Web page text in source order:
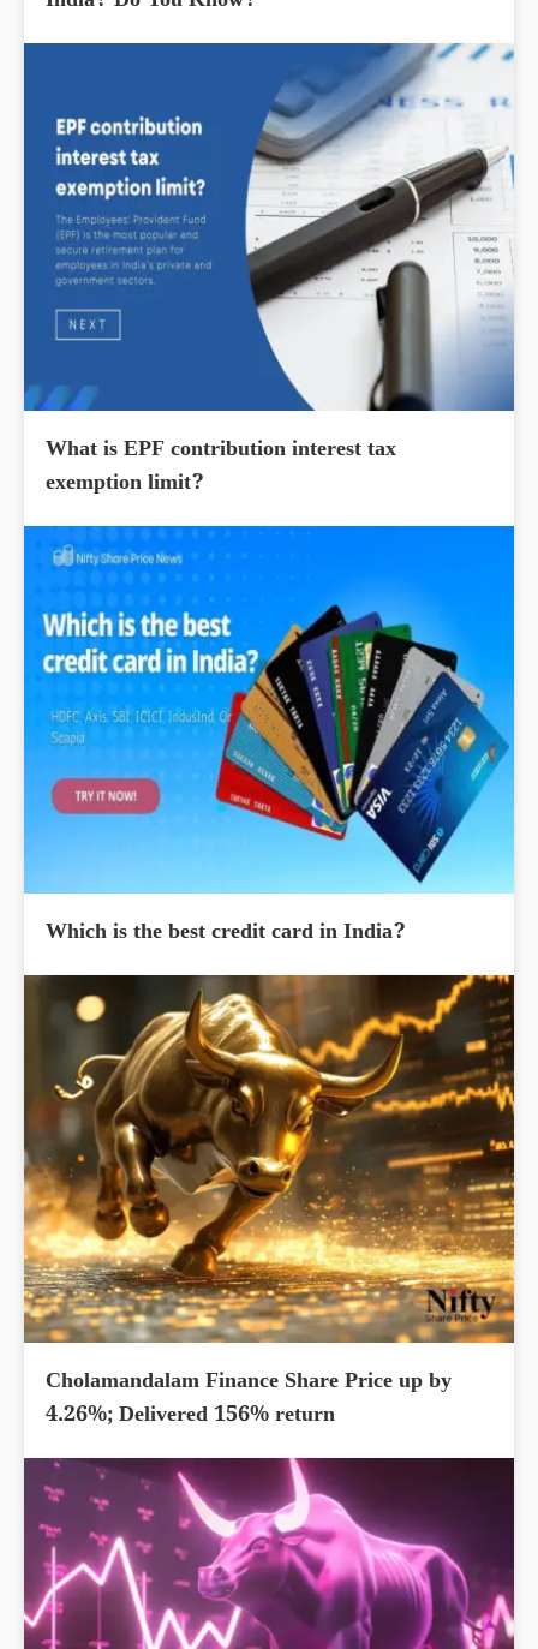
What is EPF contribution interest tax
exemption limit?
Which is the best credit card in India?
Cholamandalam Finance Share Price up by
4.26%; Delivered 156% return